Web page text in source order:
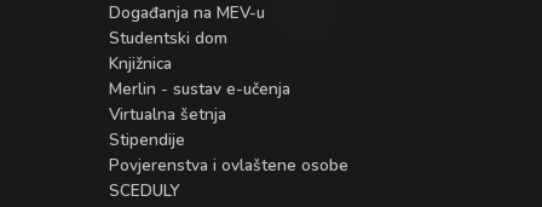
Događanja na MEV-u
Studentski dom
Knjižnica
Merlin - sustav e-učenja
Virtualna šetnja
Stipendije
Povjerenstva i ovlaštene osobe
SCEDULY